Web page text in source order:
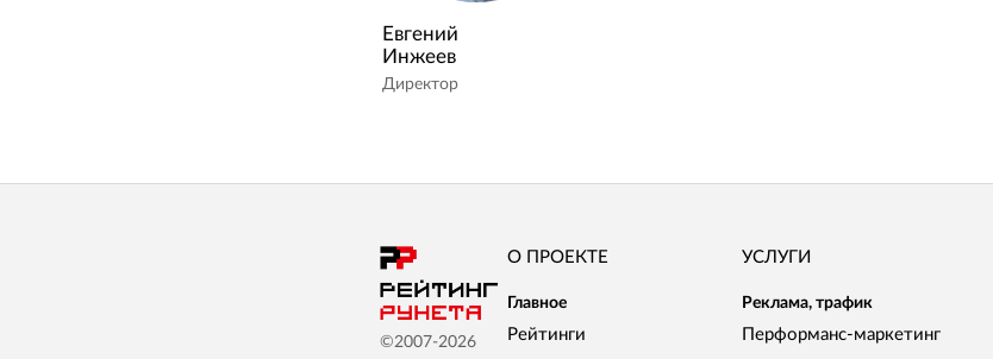
Евгений
Инжеев
Директор
©2007-2026
О ПРОЕКТЕ
Главное
Рейтинги
УСЛУГИ
Реклама, трафик
Перформанс-маркетинг